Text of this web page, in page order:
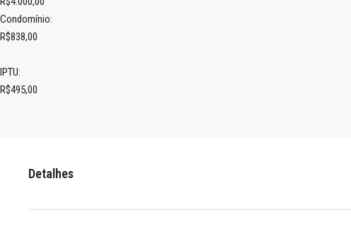
Condomínio:
R$838,00
IPTU:
R$495,00
Detalhes